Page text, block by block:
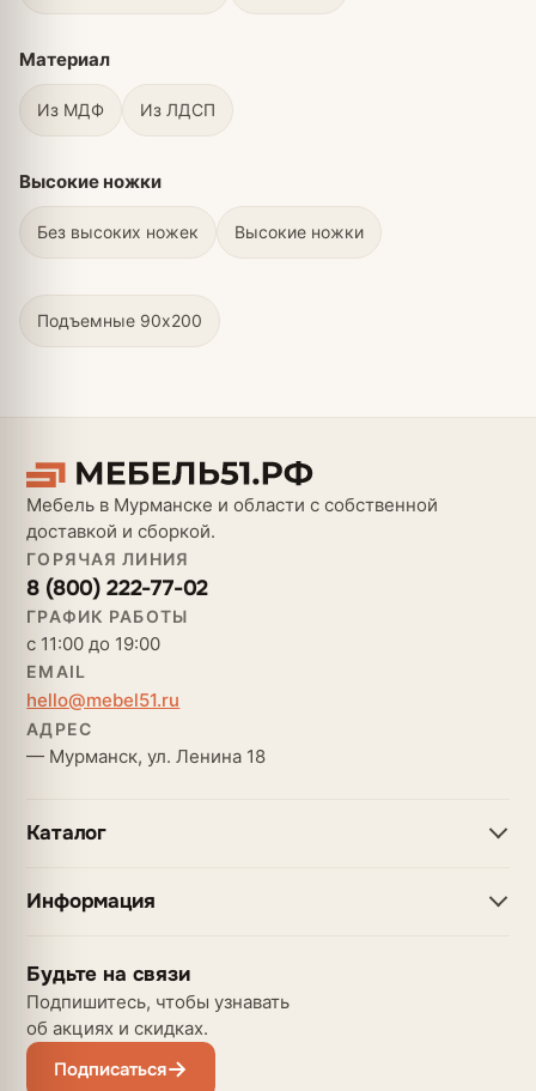
Материал
Из МДФ Из ЛДСП
Высокие ножки
Без высоких ножек Высокие ножки
Подъемные 90х200
Мебель в Мурманске и области с собственной
доставкой и сборкой.
ГОРЯЧАЯ ЛИНИЯ
8 (800) 222-77-02
ГРАФИК РАБОТЫ
с 11:00 до 19:00
EMAIL
hello@mebel51.ru
АДРЕС
— Мурманск, ул. Ленина 18
Каталог
Информация
Будьте на связи
Подпишитесь, чтобы узнавать
об акциях и скидках.
Подписаться